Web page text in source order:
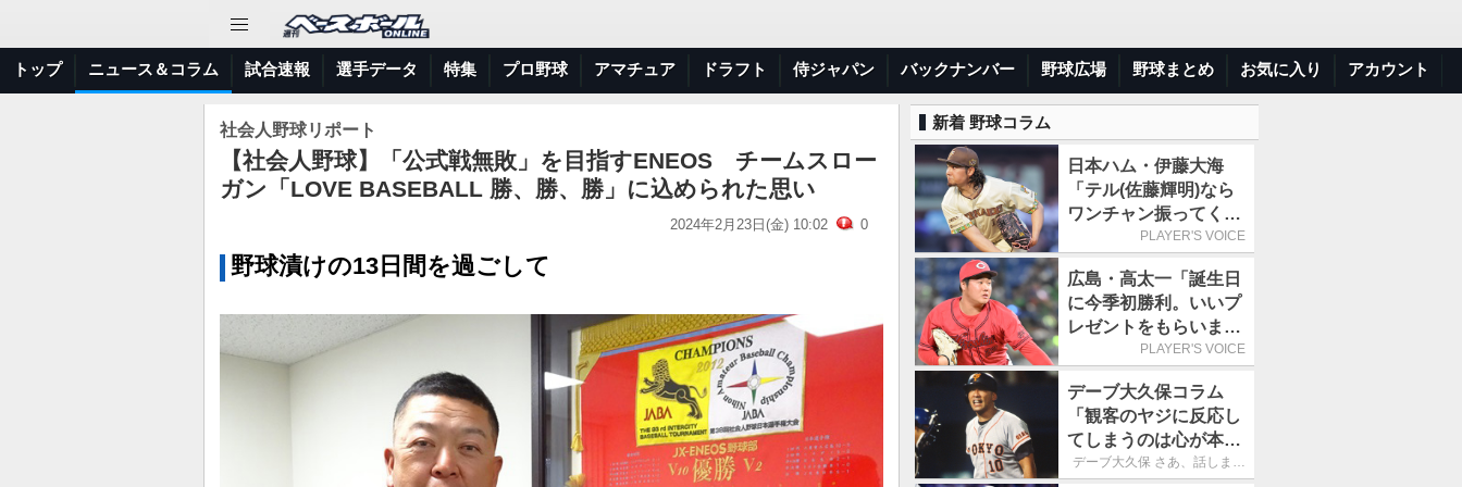
トップ ニュース＆コラム 試合速報 選手データ 特集 プロ野球 アマチュア ドラフト 侍ジャパン バックナンバー 野球広場 野球まとめ お気に入り アカウント
社会人野球リポート
【社会人野球】「公式戦無敗」を目指すENEOS チームスロー
ガン「LOVE BASEBALL 勝、勝、勝」に込められた思い
2024年2月23日(金) 10:02 0
野球漬けの13日間を過ごして
新着 野球コラム
日本ハム・伊藤大海
「テル(佐藤輝明)なら
ワンチャン振ってくれ
るかなと思って超スロ
た」／魔球
PLAYER'S VOICE
広島・高太一「誕生日
に今季初勝利。いいプ
レゼントをもらいまし
た」／バースデー星
PLAYER'S VOICE
デーブ大久保コラム
「観客のヤジに反応し
てしまうのは心が本当
に純粋だからなので
デーブ大久保 さあ、話しまし
ょう！